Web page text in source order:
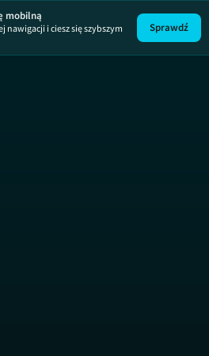
mobilną
nawigacji i ciesz się szybszym
Sprawdź